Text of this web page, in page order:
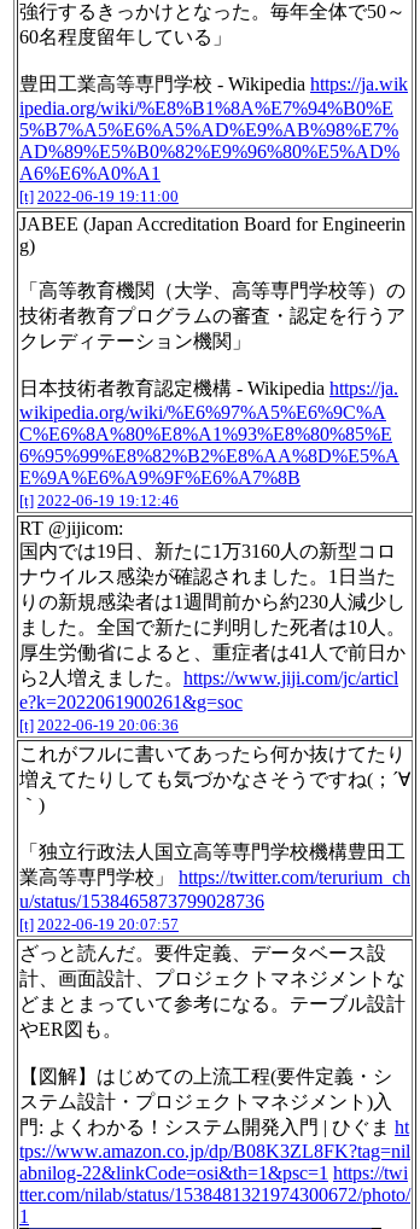
強行するきっかけとなった。毎年全体で50～
60名程度留年している」
豊田工業高等専門学校 - Wikipedia https://ja.wik
ipedia.org/wiki/%E8%B1%8A%E7%94%B0%E
5%B7%A5%E6%A5%AD%E9%AB%98%E7%
AD%89%E5%B0%82%E9%96%80%E5%AD%
A6%E6%A0%A1
[t] 2022-06-19 19:11:00
JABEE (Japan Accreditation Board for Engineerin
g)
「高等教育機関（大学、高等専門学校等）の
技術者教育プログラムの審査・認定を行うア
クレディテーション機関」
日本技術者教育認定機構 - Wikipedia https://ja.
wikipedia.org/wiki/%E6%97%A5%E6%9C%A
C%E6%8A%80%E8%A1%93%E8%80%85%E
6%95%99%E8%82%B2%E8%AA%8D%E5%A
E%9A%E6%A9%9F%E6%A7%8B
[t] 2022-06-19 19:12:46
RT @jijicom:
国内では19日、新たに1万3160人の新型コロ
ナウイルス感染が確認されました。1日当た
りの新規感染者は1週間前から約230人減少し
ました。全国で新たに判明した死者は10人。
厚生労働省によると、重症者は41人で前日か
ら2人増えました。 https://www.jiji.com/jc/articl
e?k=2022061900261&g=soc
[t] 2022-06-19 20:06:36
これがフルに書いてあったら何か抜けてたり
増えてたりしても気づかなさそうですね(；´∀
｀)
「独立行政法人国立高等専門学校機構豊田工
業高等専門学校」 https://twitter.com/terurium_ch
u/status/1538465873799028736
[t] 2022-06-19 20:07:57
ざっと読んだ。要件定義、データベース設
計、画面設計、プロジェクトマネジメントな
どまとまっていて参考になる。テーブル設計
やER図も。
【図解】はじめての上流工程(要件定義・シ
ステム設計・プロジェクトマネジメント)入
門: よくわかる！システム開発入門 | ひぐま ht
tps://www.amazon.co.jp/dp/B08K3ZL8FK?tag=nil
abnilog-22&linkCode=osi&th=1&psc=1 https://twi
tter.com/nilab/status/1538481321974300672/photo/
1